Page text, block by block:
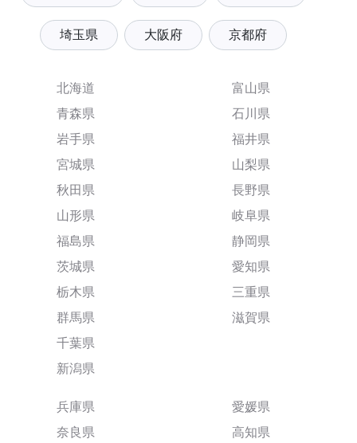
埼玉県 大阪府 京都府
北海道
青森県
岩手県
宮城県
秋田県
山形県
福島県
茨城県
栃木県
群馬県
千葉県
新潟県
富山県
石川県
福井県
山梨県
長野県
岐阜県
静岡県
愛知県
三重県
滋賀県
兵庫県
奈良県
愛媛県
高知県